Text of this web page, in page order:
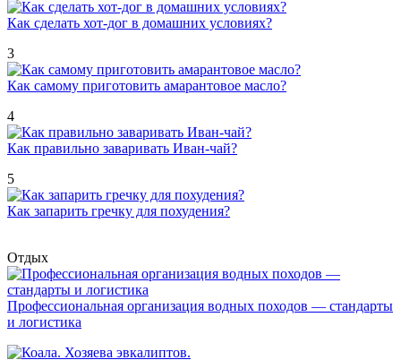
Как сделать хот-дог в домашних условиях?
3
Как самому приготовить амарантовое масло?
4
Как правильно заваривать Иван-чай?
5
Как запарить гречку для похудения?
Отдых
Профессиональная организация водных походов — стандарты
и логистика